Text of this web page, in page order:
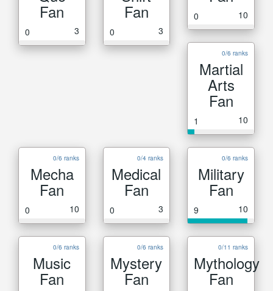
Fan
0 3
Fan
0 3
0 10
0/6 ranks
Martial
Arts
Fan
1 10
0/6 ranks
Mecha
Fan
0 10
0/4 ranks
Medical
Fan
0 3
0/6 ranks
Military
Fan
9 10
0/6 ranks
Music
Fan
0/6 ranks
Mystery
Fan
0/11 ranks
Mythology
Fan